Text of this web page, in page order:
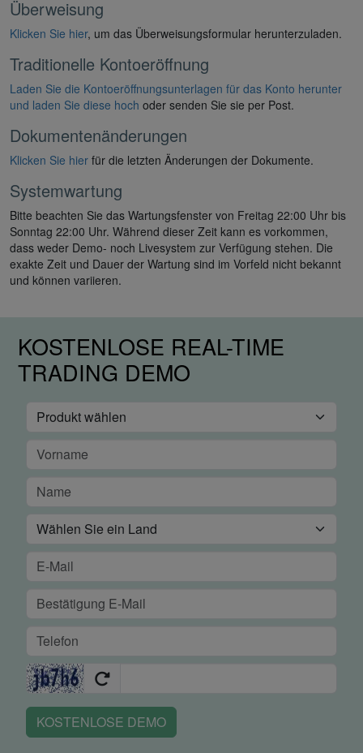
Überweisung
Klicken Sie hier, um das Überweisungsformular herunterzuladen.
Traditionelle Kontoeröffnung
Laden Sie die Kontoeröffnungsunterlagen für das Konto herunter
und laden Sie diese hoch oder senden Sie sie per Post.
Dokumentenänderungen
Klicken Sie hier für die letzten Änderungen der Dokumente.
Systemwartung
Bitte beachten Sie das Wartungsfenster von Freitag 22:00 Uhr bis
Sonntag 22:00 Uhr. Während dieser Zeit kann es vorkommen,
dass weder Demo- noch Livesystem zur Verfügung stehen. Die
exakte Zeit und Dauer der Wartung sind im Vorfeld nicht bekannt
und können variieren.
KOSTENLOSE REAL-TIME
TRADING DEMO
KOSTENLOSE DEMO